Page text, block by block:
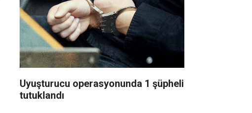
Uyuşturucu operasyonunda 1 şüpheli
tutuklandı